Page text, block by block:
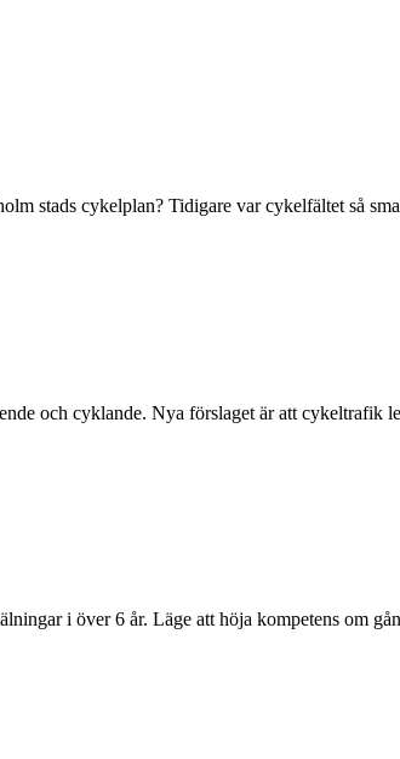
stads cykelplan? Tidigare var cykelfältet så
och cyklande. Nya förslaget är att cykeltrafik
i över 6 år. Läge att höja kompetens om